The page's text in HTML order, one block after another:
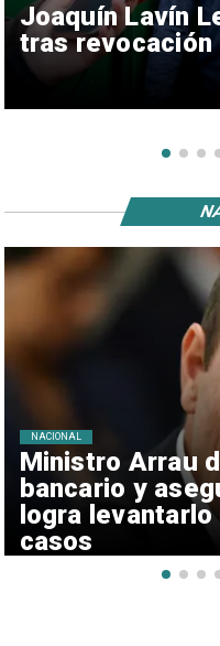
Joaquín Lavín
tras revocación
Ministro Arrau
bancario y
logra
casos
NACIONAL